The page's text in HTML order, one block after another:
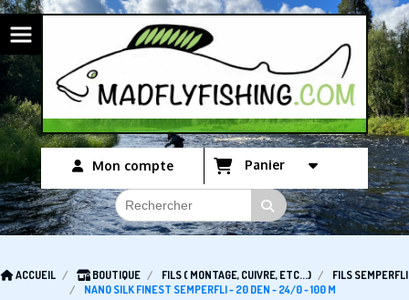
Mon compte Panier
ACCUEIL BOUTIQUE FILS ( MONTAGE, CUIVRE, ETC...)
FILS SEMPERFLI
NANO SILK FINEST SEMPERFLI - 20 DEN - 24/0 - 100 M
Panneau de gestion des cookies